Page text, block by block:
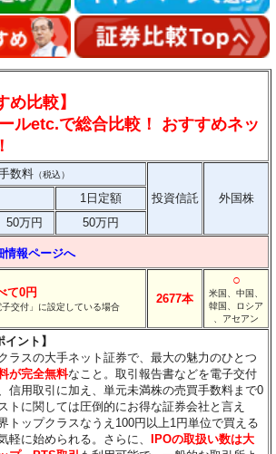
め比較】
ルetc.で総合比較！ おすすめネッ
数料 （税込）
投資信託 外国株
1日定額
50万円 50万円
報ページへ
て0円
交付」に設定している場合
2677本
○
米国、中国、
韓国、ロシア
、アセアン
ント】
ラスの大手ネット証券で、最大の魅力のひとつ
が完全無料なこと。取引報告書などを電子交付
信用取引に加え、単元未満株の売買手数料まで0
トに関しては圧倒的にお得な証券会社と言え
トップクラスなうえ100円以上1円単位で買える
軽に始められる。さらに、
IPOの取扱い数は大